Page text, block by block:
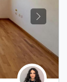
Next